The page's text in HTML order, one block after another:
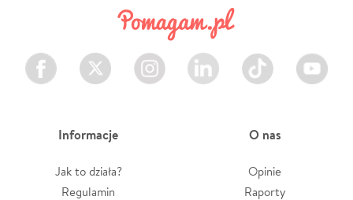
Facebook Twitter Instagram LinkedIn TikTok Youtube
Informacje
Jak to działa?
Regulamin
O nas
Opinie
Raporty